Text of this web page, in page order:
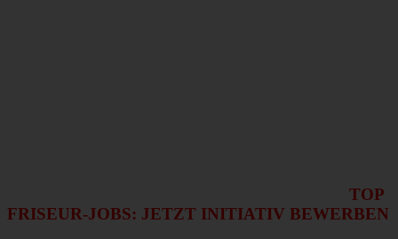
TOP
FRISEUR-JOBS: JETZT INITIATIV BEWERBEN